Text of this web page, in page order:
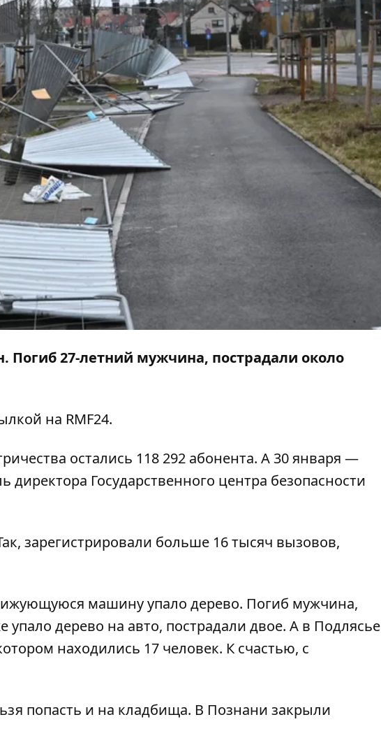
Погиб 27-летний мужчина, пострадали около
на RMF24.
остались 118 292 абонента. А 30 января —
директора Государственного центра безопасности
зарегистрировали больше 16 тысяч вызовов,
машину упало дерево. Погиб мужчина,
дерево на авто, пострадали двое. А в Подлясье
находились 17 человек. К счастью, с
попасть и на кладбища. В Познани закрыли